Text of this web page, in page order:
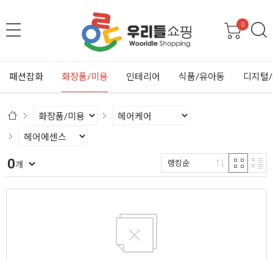
0
패션잡화 화장품/미용 인테리어 식품/유아동 디지털
0개 랭킹순